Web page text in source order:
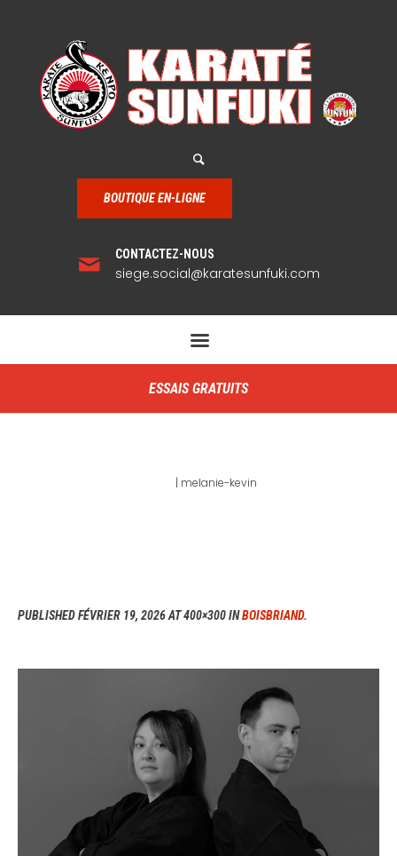
BOUTIQUE EN-LIGNE
CONTACTEZ-NOUS
siege.social@karatesunfuki.com
ESSAIS GRATUITS
| melanie-kevin
PUBLISHEDFÉVRIER 19, 2026AT 400×300 INBOISBRIAND.